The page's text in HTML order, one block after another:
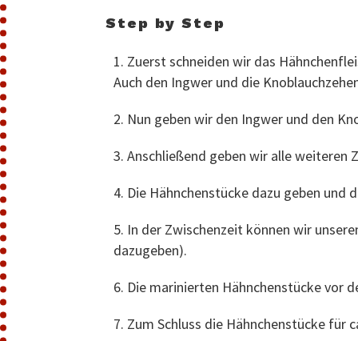
Step by Step
Zuerst schneiden wir das
Auch den Ingwer und die
Nun geben wir den Ingwer und den
Anschließend geben wir alle weiteren
Die Hähnchenstücke dazu geben und
In der Zwischenzeit können wir
dazugeben).
Die marinierten Hähnchenstücke vor
Zum Schluss die Hähnchenstücke für